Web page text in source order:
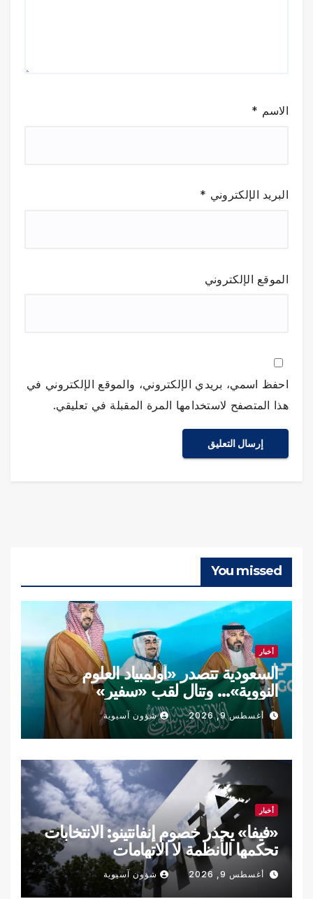
الاسم *
البريد الإلكتروني *
الموقع الإلكتروني
احفظ اسمي، بريدي الإلكتروني، والموقع الإلكتروني في
هذا المتصفح لاستخدامها المرة المقبلة في تعليقي.
You missed
أخبار
السعودية تتصدر «أولمبياد العلوم
النووية»… وتنال لقب «سفير»
أغسطس 9, 2026 شؤون آسيوية
أخبار
«فيفا» يحذر خصوم إنفانتينو: الانتخابات
تحكمها الأنظمة لا الاتهامات
أغسطس 9, 2026 شؤون آسيوية